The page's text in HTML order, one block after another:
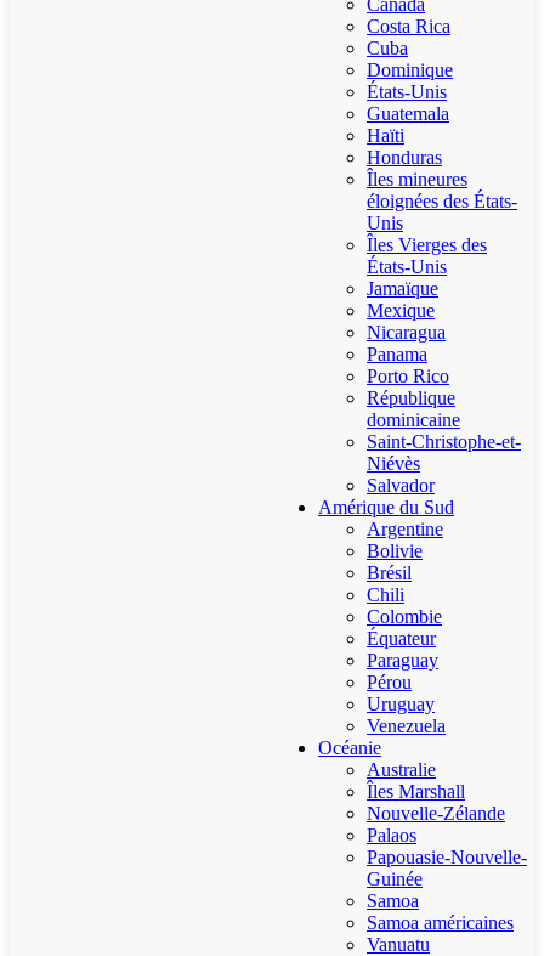
Canada
Costa Rica
Cuba
Dominique
États-Unis
Guatemala
Haïti
Honduras
Îles mineures
éloignées des États-
Unis
Îles Vierges des
États-Unis
Jamaïque
Mexique
Nicaragua
Panama
Porto Rico
République
dominicaine
Saint-Christophe-et-
Niévès
Salvador
Amérique du Sud
Argentine
Bolivie
Brésil
Chili
Colombie
Équateur
Paraguay
Pérou
Uruguay
Venezuela
Océanie
Australie
Îles Marshall
Nouvelle-Zélande
Palaos
Papouasie-Nouvelle-
Guinée
Samoa
Samoa américaines
Vanuatu